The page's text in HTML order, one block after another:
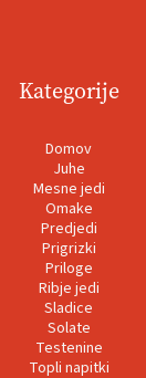
Kategorije
Domov
Juhe
Mesne jedi
Omake
Predjedi
Prigrizki
Priloge
Ribje jedi
Sladice
Solate
Testenine
Topli napitki